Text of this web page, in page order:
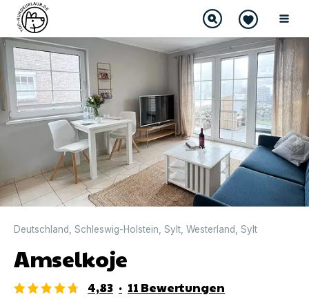
DIREKT BUCHBAR
Deutschland Schleswig-Holstein Sylt Westerland Sylt
Amselkoje
4,83 · 11 Bewertungen